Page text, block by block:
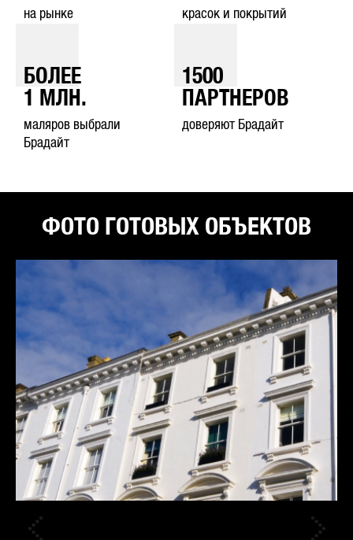
на рынке красок и покрытий
БОЛЕЕ
1
МЛН.
маляров выбрали
Брадайт
1500
ПАРТНЕРОВ
доверяют Брадайт
ФОТО ГОТОВЫХ ОБЪЕКТОВ